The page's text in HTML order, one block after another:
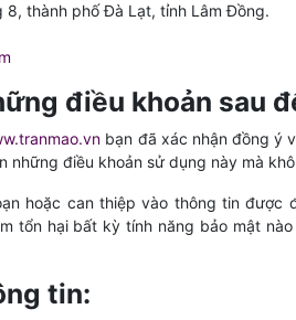
8, thành phố Đà Lạt, tỉnh Lâm Đồng.
điều khoản sau
bạn đã xác nhận đồng ý
những điều khoản sử dụng này mà
hoặc can thiệp vào thông tin
tổn hại bất kỳ tính năng bảo mật
tin: